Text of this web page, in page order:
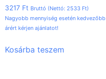
3217 Ft Bruttó (Nettó: 2533 Ft)
Nagyobb mennyiség esetén kedvezőbb
árért kérjen ajánlatot!
Kosárba teszem